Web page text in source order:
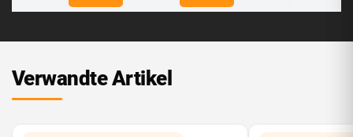
rz) -
LINE
stisch
Ø6 mm
Verwandte Artikel